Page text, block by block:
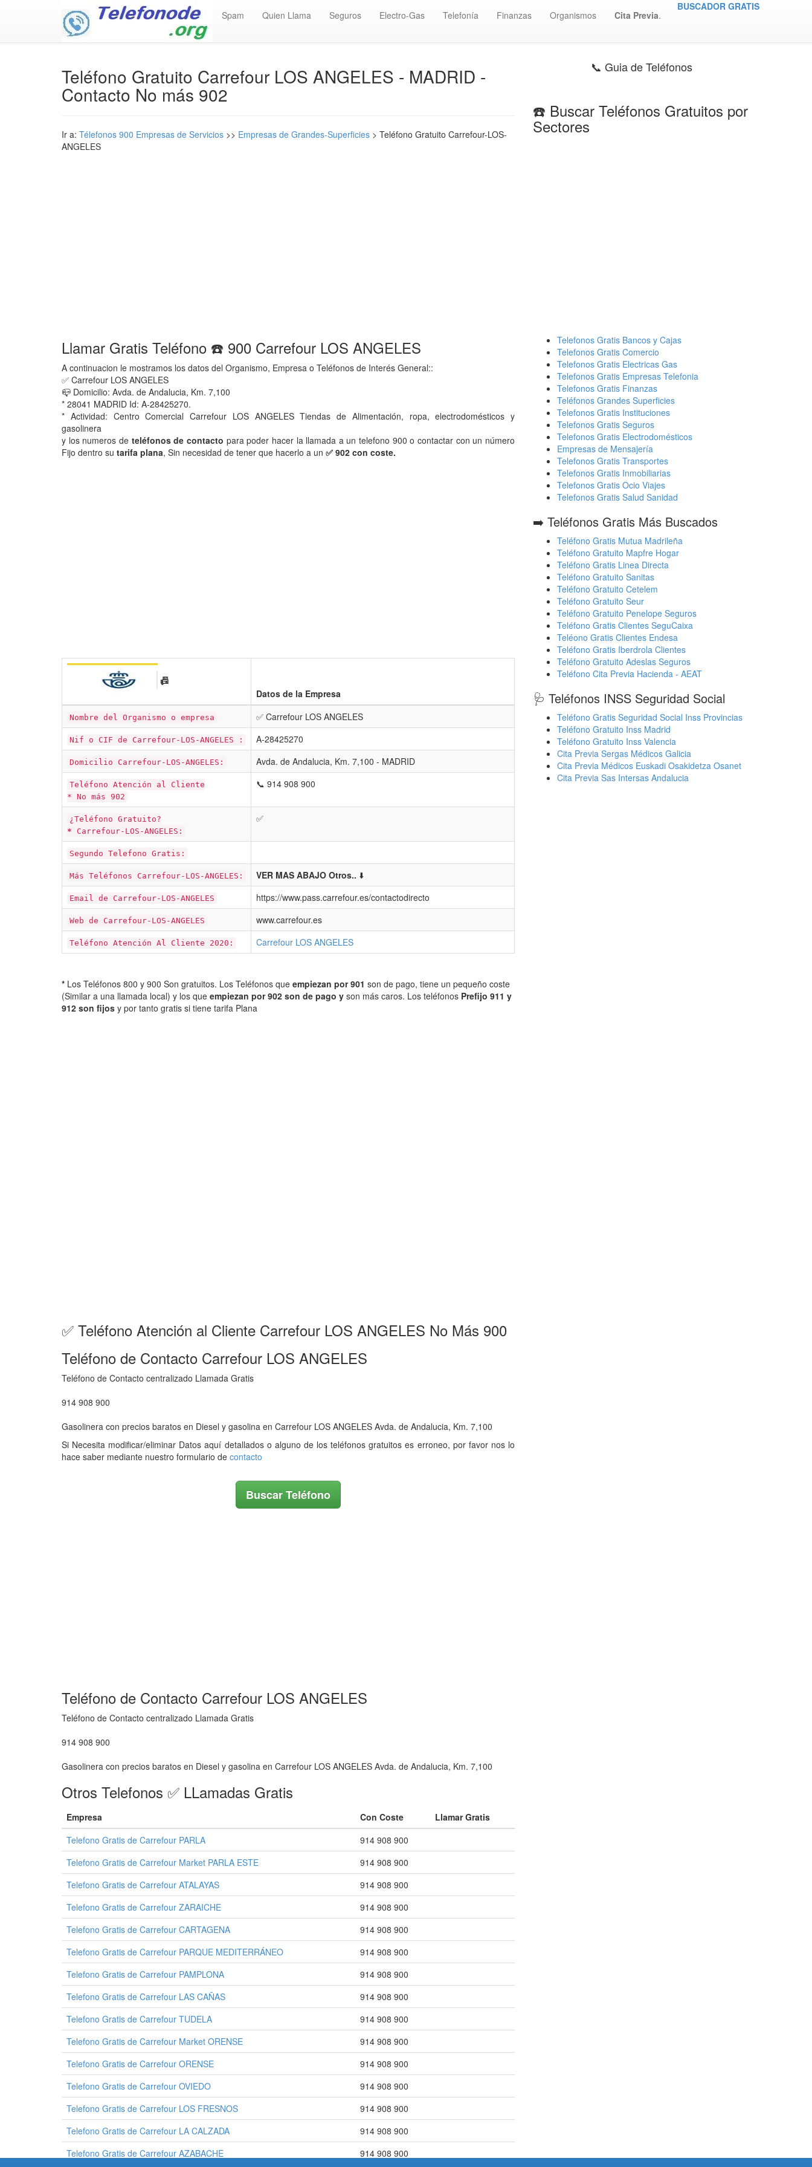
Spam Quien Llama Seguros Electro-Gas Telefonía Finanzas Organismos Cita Previa.
BUSCADOR GRATIS
Teléfono Gratuito Carrefour LOS ANGELES - MADRID -
Contacto No más 902
Ir a: Télefonos 900 Empresas de Servicios >> Empresas de Grandes-Superficies > Teléfono Gratuito Carrefour-LOS-
ANGELES
Llamar Gratis Teléfono ☎️ 900 Carrefour LOS ANGELES
A continuacion le mostramos los datos del Organismo, Empresa o Teléfonos de Interés General::
✅ Carrefour LOS ANGELES
📪 Domicilio: Avda. de Andalucia, Km. 7,100
* 28041 MADRID Id: A-28425270.
* Actividad: Centro Comercial Carrefour LOS ANGELES Tiendas de Alimentación, ropa, electrodomésticos y
gasolinera
y los numeros de teléfonos de contacto para poder hacer la llamada a un telefono 900 o contactar con un número
Fijo dentro su tarifa plana, Sin necesidad de tener que hacerlo a un ✅ 902 con coste.
📠
Datos de la Empresa
Nombre del Organismo o empresa ✅ Carrefour LOS ANGELES
Nif o CIF de Carrefour-LOS-ANGELES : A-28425270
Domicilio Carrefour-LOS-ANGELES: Avda. de Andalucia, Km. 7,100 - MADRID
Teléfono Atención al Cliente
* No más 902
📞 914 908 900
¿Teléfono Gratuito?
* Carrefour-LOS-ANGELES:
✅
Segundo Telefono Gratis:
Más Teléfonos Carrefour-LOS-ANGELES: VER MAS ABAJO Otros.. ⬇️
Email de Carrefour-LOS-ANGELES https://www.pass.carrefour.es/contactodirecto
Web de Carrefour-LOS-ANGELES www.carrefour.es
Teléfono Atención Al Cliente 2020: Carrefour LOS ANGELES
* Los Teléfonos 800 y 900 Son gratuitos. Los Teléfonos que empiezan por 901 son de pago, tiene un pequeño coste
(Similar a una llamada local) y los que empiezan por 902 son de pago y son más caros. Los teléfonos Prefijo 911 y
912 son fijos y por tanto gratis si tiene tarifa Plana
✅ Teléfono Atención al Cliente Carrefour LOS ANGELES No Más 900
Teléfono de Contacto Carrefour LOS ANGELES
Teléfono de Contacto centralizado Llamada Gratis
914 908 900
Gasolinera con precios baratos en Diesel y gasolina en Carrefour LOS ANGELES Avda. de Andalucia, Km. 7,100
Si Necesita modificar/eliminar Datos aquí detallados o alguno de los teléfonos gratuitos es erroneo, por favor nos lo
hace saber mediante nuestro formulario de contacto
Buscar Teléfono
Teléfono de Contacto Carrefour LOS ANGELES
Teléfono de Contacto centralizado Llamada Gratis
914 908 900
Gasolinera con precios baratos en Diesel y gasolina en Carrefour LOS ANGELES Avda. de Andalucia, Km. 7,100
Otros Telefonos ✅ LLamadas Gratis
Empresa Con Coste
Llamar Gratis
Telefono Gratis de Carrefour PARLA
914 908 900
Telefono Gratis de Carrefour Market PARLA ESTE
914 908 900
Telefono Gratis de Carrefour ATALAYAS
914 908 900
Telefono Gratis de Carrefour ZARAICHE
914 908 900
Telefono Gratis de Carrefour CARTAGENA
914 908 900
Telefono Gratis de Carrefour PARQUE MEDITERRÁNEO
914 908 900
Telefono Gratis de Carrefour PAMPLONA
914 908 900
Telefono Gratis de Carrefour LAS CAÑAS
914 908 900
Telefono Gratis de Carrefour TUDELA
914 908 900
Telefono Gratis de Carrefour Market ORENSE
914 908 900
Telefono Gratis de Carrefour ORENSE
914 908 900
Telefono Gratis de Carrefour OVIEDO
914 908 900
Telefono Gratis de Carrefour LOS FRESNOS
914 908 900
Telefono Gratis de Carrefour LA CALZADA
914 908 900
Telefono Gratis de Carrefour AZABACHE
914 908 900
📞 Guia de Teléfonos
☎️ Buscar Teléfonos Gratuitos por
Sectores
Telefonos Gratis Bancos y Cajas
Telefonos Gratis Comercio
Telefonos Gratis Electricas Gas
Telefonos Gratis Empresas Telefonia
Telefonos Gratis Finanzas
Teléfonos Grandes Superficies
Telefonos Gratis Instituciones
Telefonos Gratis Seguros
Telefonos Gratis Electrodomésticos
Empresas de Mensajería
Telefonos Gratis Transportes
Telefonos Gratis Inmobiliarias
Telefonos Gratis Ocio Viajes
Telefonos Gratis Salud Sanidad
➡️ Teléfonos Gratis Más Buscados
Teléfono Gratis Mutua Madrileña
Teléfono Gratuito Mapfre Hogar
Teléfono Gratis Linea Directa
Teléfono Gratuito Sanitas
Teléfono Gratuito Cetelem
Teléfono Gratuito Seur
Teléfono Gratuito Penelope Seguros
Teléfono Gratis Clientes SeguCaixa
Teléono Gratis Clientes Endesa
Teléfono Gratis Iberdrola Clientes
Teléfono Gratuito Adeslas Seguros
Teléfono Cita Previa Hacienda - AEAT
🩺 Teléfonos INSS Seguridad Social
Teléfono Gratis Seguridad Social Inss Provincias
Teléfono Gratuito Inss Madrid
Teléfono Gratuito Inss Valencia
Cita Previa Sergas Médicos Galicia
Cita Previa Médicos Euskadi Osakidetza Osanet
Cita Previa Sas Intersas Andalucia